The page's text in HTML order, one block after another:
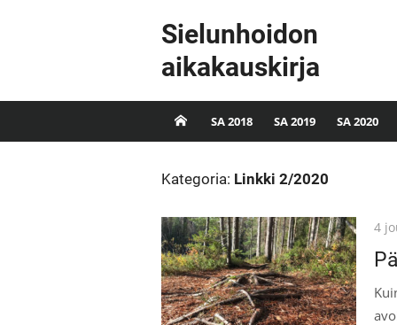
Sielunhoidon
aikakauskirja
SA 2018 SA 2019 SA 2020
Kategoria: Linkki 2/2020
on
4